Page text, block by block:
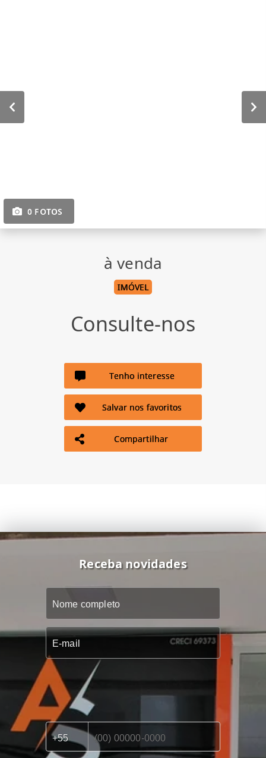
0 FOTOS
à venda
IMÓVEL
Consulte-nos
Tenho interesse
Salvar nos favoritos
Compartilhar
Receba novidades